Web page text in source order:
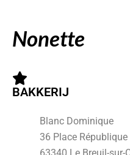
Nonette
BAKKERIJ
Blanc Dominique
36 Place République